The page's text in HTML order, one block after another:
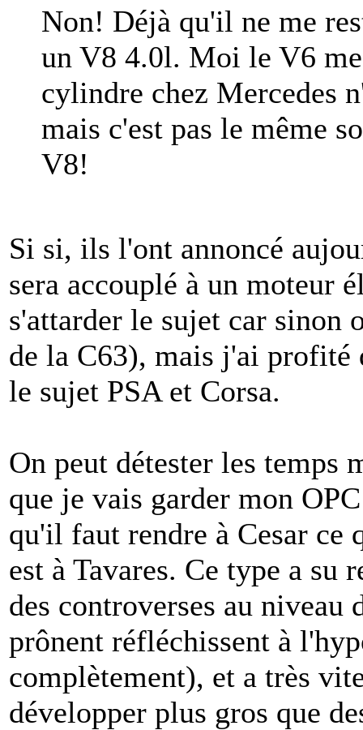
Non! Déjà qu'il ne me
un V8 4.0l. Moi le V6
cylindre chez Mercedes
mais c'est pas le même
V8!
Si si, ils l'ont annoncé
sera accouplé à un moteur
s'attarder le sujet car sinon
de la C63), mais j'ai profité
le sujet PSA et Corsa.
On peut détester les temps
que je vais garder mon
qu'il faut rendre à Cesar ce
est à Tavares. Ce type a su
des controverses au
prônent réfléchissent à
complètement), et a très
développer plus gros que